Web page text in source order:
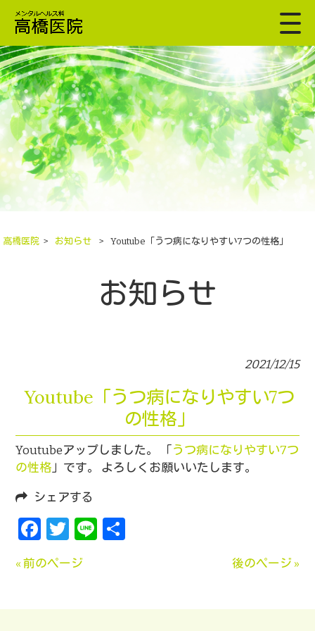
高橋医院 > お知らせ > Youtube「うつ病になりやすい7つの性格」
お知らせ
2021/12/15
Youtube「うつ病になりやすい7つ
の性格」
Youtubeアップしました。 「うつ病になりやすい7つ
の性格 」です。 よろしくお願いいたします。
シェアする
Facebook
Twitter
Line
« 前のページ 後のページ »